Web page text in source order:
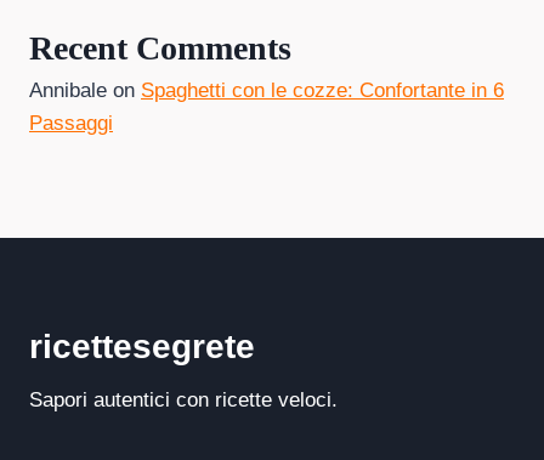
Recent Comments
Annibale on Spaghetti con le cozze: Confortante in 6
Passaggi
ricettesegrete
Sapori autentici con ricette veloci.